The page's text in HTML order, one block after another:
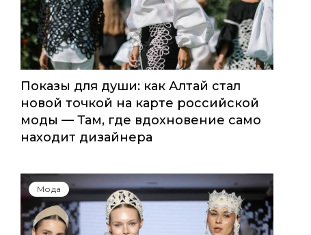
Показы для души: как Алтай стал
новой точкой на карте российской
моды — Там, где вдохновение само
находит дизайнера
Мода